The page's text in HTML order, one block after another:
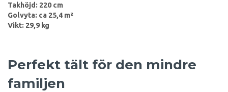
Takhöjd: 220 cm
Golvyta: ca 25,4 m²
Vikt: 29,9 kg
Perfekt tält för den mindre
familjen